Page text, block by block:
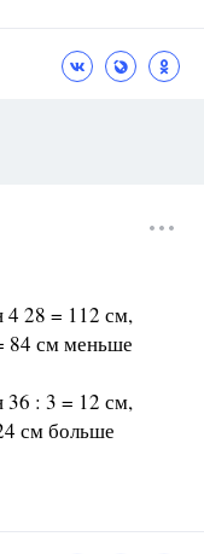
4 28 = 112 см,
84 см меньше
36 : 3 = 12 см,
см больше